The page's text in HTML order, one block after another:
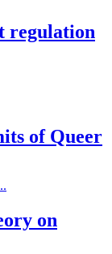
regulation
of Queer
on